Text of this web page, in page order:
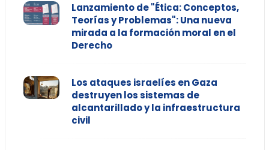
Lanzamiento de "Ética: Conceptos,
Teorías y Problemas": Una nueva
mirada a la formación moral en el
Derecho
Los ataques israelíes en Gaza
destruyen los sistemas de
alcantarillado y la infraestructura
civil